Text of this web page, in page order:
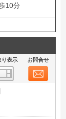
10分
り表示 お問合せ